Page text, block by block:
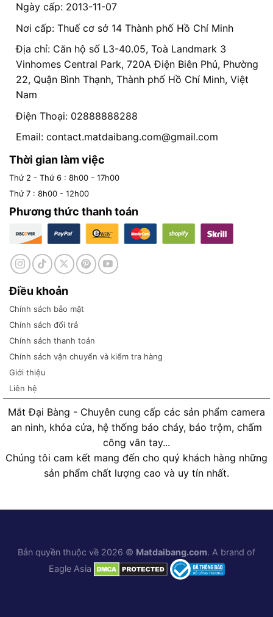
Ngày cấp: 2013-11-07
Nơi cấp: Thuế cơ sở 14 Thành phố Hồ Chí Minh
Địa chỉ: Căn hộ số L3-40.05, Toà Landmark 3
Vinhomes Central Park, 720A Điện Biên Phủ, Phường
22, Quận Bình Thạnh, Thành phố Hồ Chí Minh, Việt
Nam
Điện Thoại: 02888888288
Email: contact.matdaibang.com@gmail.com
Thời gian làm việc
Thứ 2 - Thứ 6 : 8h00 - 17h00
Thứ 7 : 8h00 - 12h00
Phương thức thanh toán
Điều khoản
Chính sách bảo mật
Chính sách đổi trả
Chính sách thanh toán
Chính sách vận chuyển và kiểm tra hàng
Giới thiệu
Liên hệ
Mắt Đại Bàng - Chuyên cung cấp các sản phẩm camera
an ninh, khóa cửa, hệ thống báo cháy, báo trộm, chấm
công vân tay...
Chúng tôi cam kết mang đến cho quý khách hàng những
sản phẩm chất lượng cao và uy tín nhất.
Bản quyền thuộc về 2026 © Matdaibang.com. A brand of
Eagle Asia